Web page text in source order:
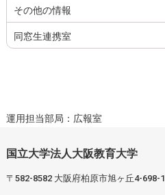
その他の情報
同窓生連携室
運用担当部局：広報室
国立大学法人大阪教育大学
〒582-8582 大阪府柏原市旭ヶ丘4-698-1